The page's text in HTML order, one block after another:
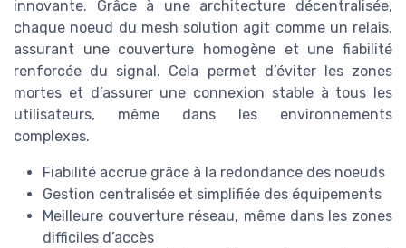
innovante. Grâce à une architecture décentralisée,
chaque noeud du mesh solution agit comme un relais,
assurant une couverture homogène et une fiabilité
renforcée du signal. Cela permet d’éviter les zones
mortes et d’assurer une connexion stable à tous les
utilisateurs, même dans les environnements
complexes.
Fiabilité accrue grâce à la redondance des noeuds
Gestion centralisée et simplifiée des équipements
Meilleure couverture réseau, même dans les zones
difficiles d’accès